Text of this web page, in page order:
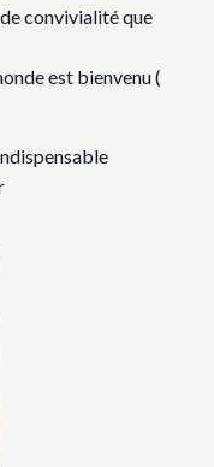
convivialité que
est bienvenu (